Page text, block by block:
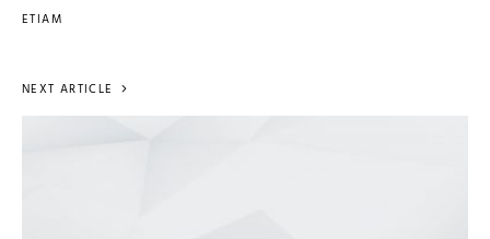
ETIAM
NEXT ARTICLE